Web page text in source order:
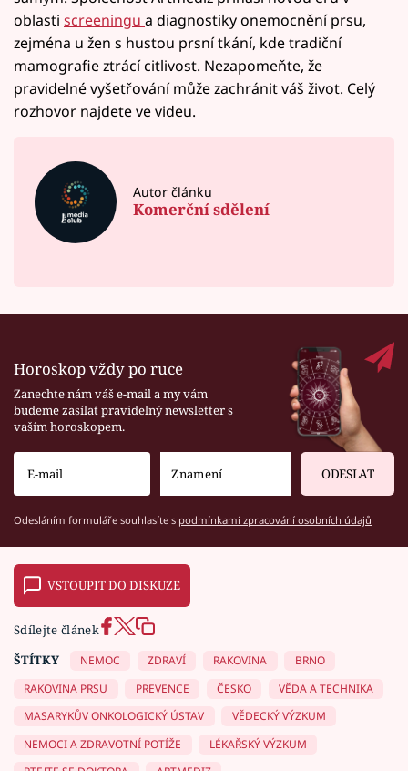
oblasti screeningu a diagnostiky onemocnění prsu,
zejména u žen s hustou prsní tkání, kde tradiční
mamografie ztrácí citlivost. Nezapomeňte, že
pravidelné vyšetřování může zachránit váš život. Celý
rozhovor najdete ve videu.
Autor článku
Komerční sdělení
Horoskop vždy po ruce
Zanechte nám váš e-mail a my vám
budeme zasílat pravidelný newsletter s
vaším horoskopem.
ODESLAT
Odesláním formuláře souhlasíte s podmínkami zpracování osobních údajů
VSTOUPIT DO DISKUZE
Sdílejte článek
ŠTÍTKY
NEMOC ZDRAVÍ RAKOVINA
BRNO
RAKOVINA PRSU
PREVENCE ČESKO
VĚDA A TECHNIKA
MASARYKŮV ONKOLOGICKÝ ÚSTAV
VĚDECKÝ VÝZKUM
NEMOCI A ZDRAVOTNÍ POTÍŽE
LÉKAŘSKÝ VÝZKUM